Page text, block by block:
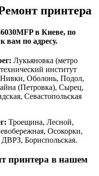
принтера
в Киеве, по
вам по адресу.
Лукьяновка (метро
институт
Оболонь, Подол,
(Петровка), Сырец,
Севастопольская
Троещина, Лесной,
Осокорки,
Бориспольская.
принтера в нашем